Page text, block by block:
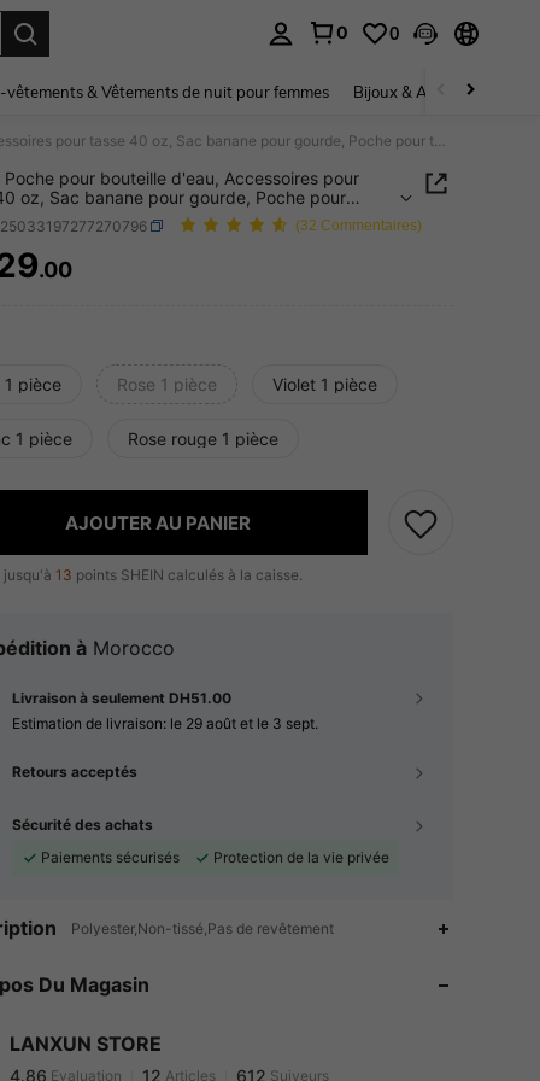
0 0
vêtements & Vêtements de nuit pour femmes Bijoux & Accessoires pour
1 pack Poche pour bouteille d'eau, Accessoires pour tasse 40 oz, Sac banane pour gourde, Poche pour téléphone, carte, clés, portefeuille pour la musculation, le sport en extérieur, polyvalente, compacte
Poche pour bouteille d'eau, Accessoires pour
oz, Sac banane pour gourde, Poche pour
carte, clés, portefeuille pour la musculation, le
extérieur, polyvalente, compacte
(32 Commentaires)
AND AVAILABILITY
.00
1 pièce Rose 1 pièce Violet 1 pièce
1 pièce Rose rouge 1 pièce
AJOUTER AU PANIER
jusqu'à 13 points SHEIN calculés à la caisse.
à Morocco
Livraison à seulement DH51.00
Estimation de livraison: le 29 août et le 3 sept.
Retours acceptés
Sécurité des achats
Paiements sécurisés
Protection de la vie privée
Polyester,Non-tissé,Pas de revêtement
Du Magasin
LANXUN STORE
4.86 12
612
4.86
12
4.86 Evaluation 12 Articles 612 Suiveurs